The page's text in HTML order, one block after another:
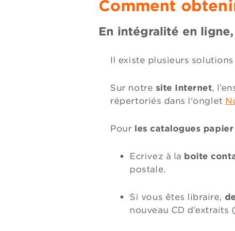
Comment
En intégralité en
Il existe plusieurs
Sur notre site Internet,
répertoriés dans l'onglet
Pour les catalogues
Ecrivez à la boite
postale.
Si vous êtes libraire,
nouveau CD